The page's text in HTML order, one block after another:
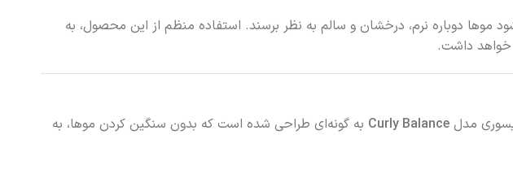
دوباره نرم، درخشان و سالم به نظر برسند. استفاده منظم از این محصول، به
خواهد داشت.
مدلCurly Balance به گونه‌ای طراحی شده است که بدون سنگین کردن موها، به